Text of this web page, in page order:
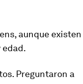
aunque existen
edad.
Preguntaron a